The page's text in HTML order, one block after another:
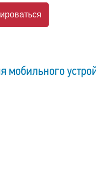
мобильного